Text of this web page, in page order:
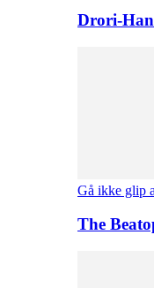
Drori-
Gå ikke glip
The